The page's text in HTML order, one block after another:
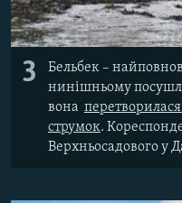
3 Бельбек–​ най
нинішньому
вона
струмок.
Верхньосадового у